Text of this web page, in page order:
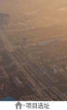
>项目选址